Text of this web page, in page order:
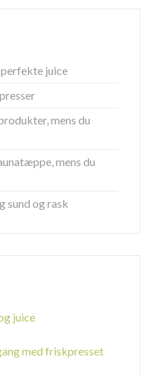
juice
mens du
mens du
sund og rask
juice
med friskpresset